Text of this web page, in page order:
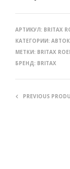
АРТИКУЛ: BRITAX
КАТЕГОРИИ:
МЕТКИ: BRITAX
БРЕНД: BRITAX
PREVIOUS